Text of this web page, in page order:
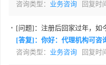
咨询类型： 业务咨询 回复时
[问题]： 注册后回家过年，如
[答复]：你好：代理机构可咨
咨询类型： 业务咨询 回复时